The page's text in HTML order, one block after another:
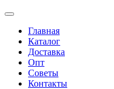
Главная
Каталог
Доставка
Опт
Советы
Контакты